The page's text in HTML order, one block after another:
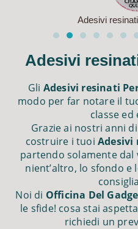
Adesivi
Adesivi
Gli Adesivi resinati
modo per far notare il
classe ed
Grazie ai nostri anni
costruire i tuoiAdesivi
partendo solamente dal
nient’altro, lo sfondo e
Noi di Officina Del
le sfide! cosa stai
richiedi un